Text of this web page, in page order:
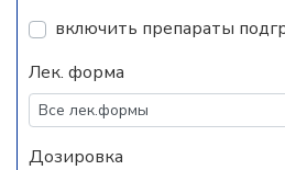
включить препараты
Лек. форма
Дозировка